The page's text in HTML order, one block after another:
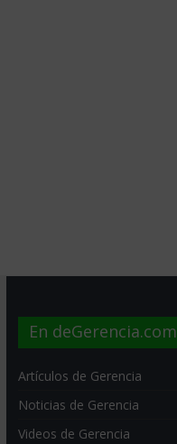
En deGerencia.com
Artículos de Gerencia
Noticias de Gerencia
Videos de Gerencia